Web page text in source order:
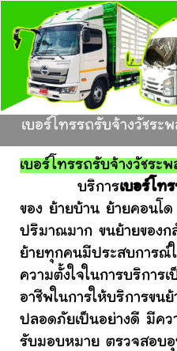
เบอร์โทรรถรับจ้างวัชระพ
เบอร์โทรรถรับจ้างวัชระพ
บริการเบอร์โท
ของ ย้ายบ้าน ย้ายคอนโ
ปริมาณมาก ขนย้ายของ
ย้ายทุกคนมีประสบการณ์
ความตั้งใจในการบริการ
อาชีพในการให้บริการขน
ปลอดภัยเป็นอย่างดี มีค
รับมอบหมาย ตรวจสอบอุ